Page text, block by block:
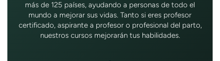
más de 125 países, ayudando a personas de todo el
mundo a mejorar sus vidas. Tanto si eres profesor
certificado, aspirante a profesor o profesional del parto,
nuestros cursos mejorarán tus habilidades.